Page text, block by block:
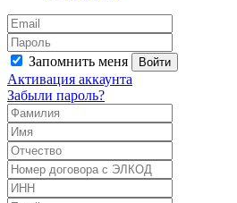
Запомнить меня Войти
Активация аккаунта
Забыли пароль?